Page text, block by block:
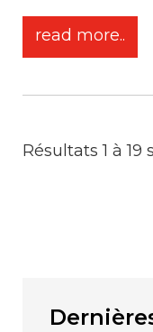
read more..
Résultats 1 à 19